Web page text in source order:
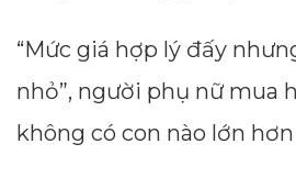
“Mức giá hợp lý đấy
nhỏ”, người phụ nữ mua
không có con nào lớn hơn